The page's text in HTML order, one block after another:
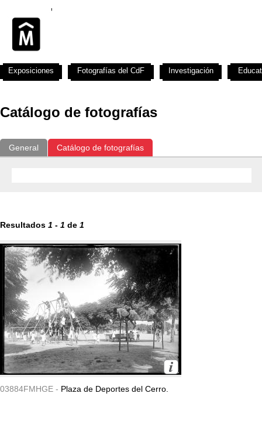
Catálogo de fotografías
General Catálogo de fotografías
Resultados 1 - 1 de 1
03884FMHGE - Plaza de Deportes del Cerro.
Exposiciones Fotografías del CdF Investigación